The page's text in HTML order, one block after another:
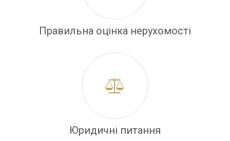
Правильна оцінка нерухомості
Юридичні питання